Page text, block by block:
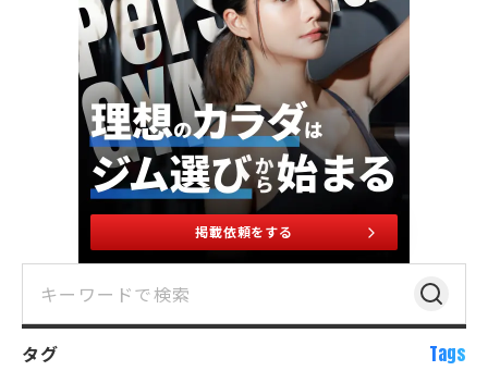
掲載依頼をする
タグ Tags